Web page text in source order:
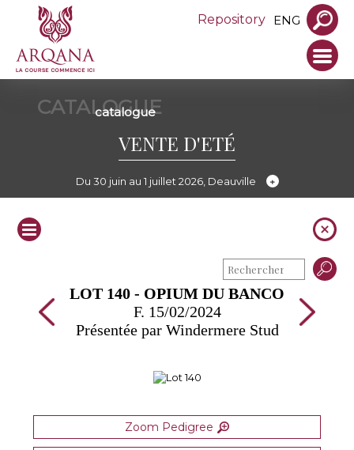
Repository ENG
CATALOGUE
catalogue
VENTE D'ETÉ
Du 30 juin au 1 juillet 2026, Deauville
LOT 140 - OPIUM DU BANCO
F. 15/02/2024
Présentée par Windermere Stud
Zoom Pedigree